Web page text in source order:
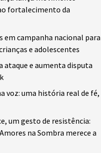
fortalecimento da
campanha nacional para
e adolescentes
ataque e aumenta disputa
voz: uma história real de fé,
um gesto de resistência:
na Sombra merece a